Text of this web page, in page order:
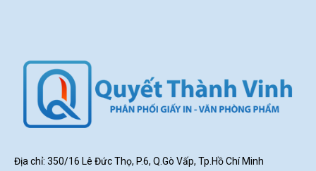
Địa chỉ: 350/16 Lê Đức Thọ, P.6, Q.Gò Vấp, Tp.Hồ Chí Minh